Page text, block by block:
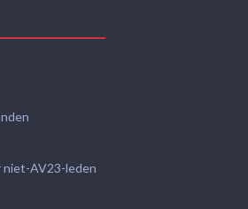
niet-AV23-leden